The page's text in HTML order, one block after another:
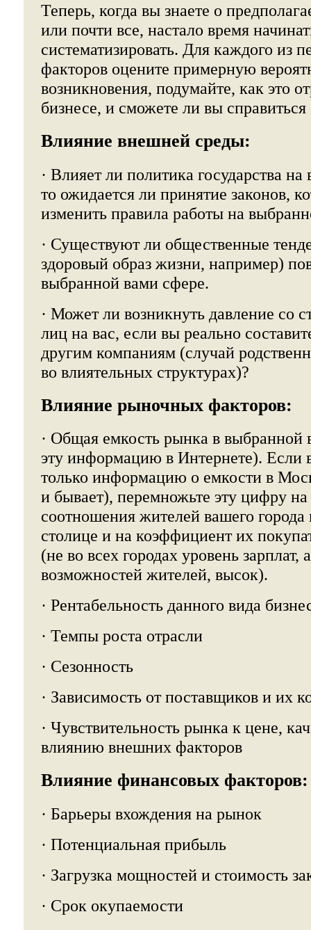
Теперь, когда вы знаете о
или почти все, настало время
систематизировать. Для каждого из
факторов оцените примерную
возникновения, подумайте, как это
бизнесе, и сможете ли вы
Влияние внешней среды:
· Влияет ли политика государства
то ожидается ли принятие законов,
изменить правила работы на
· Существуют ли общественные
здоровый образ жизни, например)
выбранной вами сфере.
· Может ли возникнуть давление со
лиц на вас, если вы реально
другим компаниям (случай
во влиятельных структурах)?
Влияние рыночных факторов:
· Общая емкость рынка в
эту информацию в Интернете). Если
только информацию о емкости в
и бывает), перемножьте эту цифру
соотношения жителей вашего
столице и на коэффициент их
(не во всех городах уровень зарплат,
возможностей жителей, высок).
· Рентабельность данного вида
· Темпы роста отрасли
· Сезонность
· Зависимость от поставщиков и их
· Чувствительность рынка к цене,
влиянию внешних факторов
Влияние финансовых факторов:
· Барьеры вхождения на рынок
· Потенциальная прибыль
· Загрузка мощностей и стоимость
· Срок окупаемости